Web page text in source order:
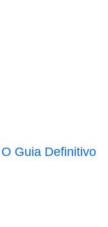
Guia Definitivo